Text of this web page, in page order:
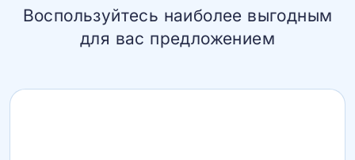
Воспользуйтесь наиболее выгодным
для вас предложением